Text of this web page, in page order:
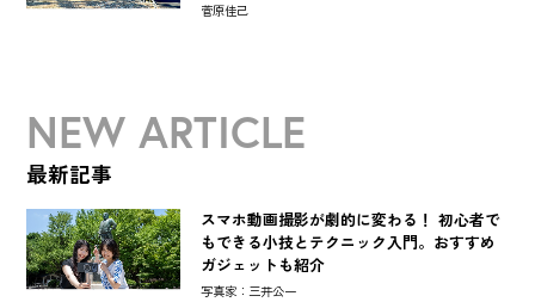
菅原佳己
NEW ARTICLE
最新記事
スマホ動画撮影が劇的に変わる！ 初心者で
もできる小技とテクニック入門。おすすめ
ガジェットも紹介
写真家：三井公一